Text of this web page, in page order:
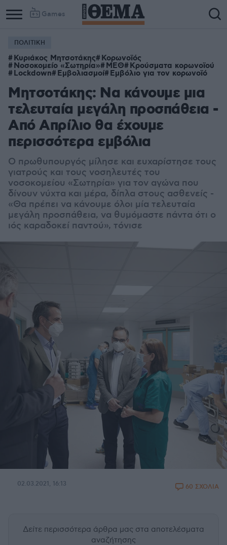
Games
ΠΟΛΙΤΙΚΗ
Κυριάκος Μητσοτάκης Κορωνοϊός
Νοσοκομείο «Σωτηρία» ΜΕΘ Κρούσματα κορωνοϊού
Lockdown Εμβολιασμοί Εμβόλιο για τον κορωνοϊό
Μητσοτάκης: Να κάνουμε μια
τελευταία μεγάλη προσπάθεια -
Από Απρίλιο θα έχουμε
περισσότερα εμβόλια
Ο πρωθυπουργός μίλησε και ευχαρίστησε τους
γιατρούς και τους νοσηλευτές του
νοσοκομείου «Σωτηρία» για τον αγώνα που
δίνουν νύχτα και μέρα, δίπλα στους ασθενείς -
«Θα πρέπει να κάνουμε όλοι μία τελευταία
μεγάλη προσπάθεια, να θυμόμαστε πάντα ότι ο
ιός καραδοκεί παντού», τόνισε
02.03.2021, 16:13 60 ΣΧΟΛΙΑ
Δείτε περισσότερα άρθρα μας στα αποτελέσματα
αναζήτησης